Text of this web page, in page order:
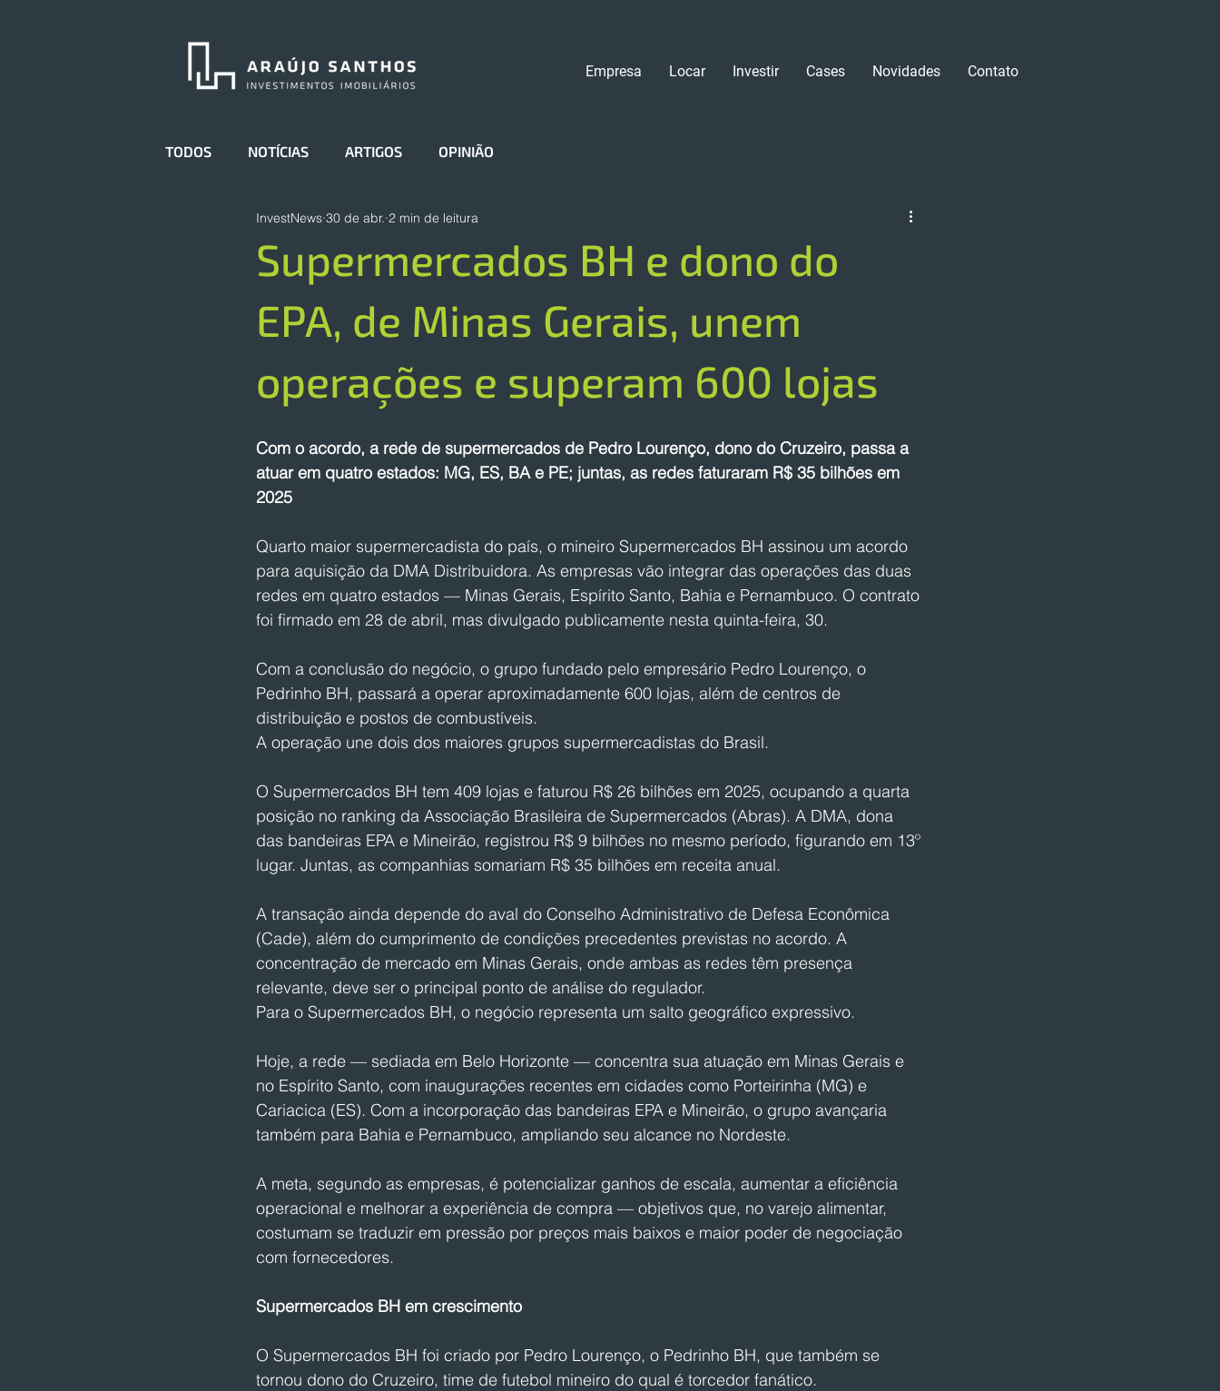
Empresa Locar Investir Cases Novidades Contato
TODOS NOTÍCIAS ARTIGOS OPINIÃO
Supermercados BH e dono do
EPA, de Minas Gerais, unem
operações e superam 600 lojas
InvestNews 30 de abr. 2 min de leitura
Com o acordo, a rede de supermercados de Pedro Lourenço, dono do Cruzeiro, passa a
atuar em quatro estados: MG, ES, BA e PE; juntas, as redes faturaram R$ 35 bilhões em
2025
Quarto maior supermercadista do país, o mineiro Supermercados BH assinou um acordo
para aquisição da DMA Distribuidora. As empresas vão integrar das operações das duas
redes em quatro estados — Minas Gerais, Espírito Santo, Bahia e Pernambuco. O contrato
foi firmado em 28 de abril, mas divulgado publicamente nesta quinta-feira, 30.
Com a conclusão do negócio, o grupo fundado pelo empresário Pedro Lourenço, o
Pedrinho BH, passará a operar aproximadamente 600 lojas, além de centros de
distribuição e postos de combustíveis.
A operação une dois dos maiores grupos supermercadistas do Brasil.
O Supermercados BH tem 409 lojas e faturou R$ 26 bilhões em 2025, ocupando a quarta
posição no ranking da Associação Brasileira de Supermercados (Abras). A DMA, dona
das bandeiras EPA e Mineirão, registrou R$ 9 bilhões no mesmo período, figurando em 13º
lugar. Juntas, as companhias somariam R$ 35 bilhões em receita anual.
A transação ainda depende do aval do Conselho Administrativo de Defesa Econômica
(Cade), além do cumprimento de condições precedentes previstas no acordo. A
concentração de mercado em Minas Gerais, onde ambas as redes têm presença
relevante, deve ser o principal ponto de análise do regulador.
Para o Supermercados BH, o negócio representa um salto geográfico expressivo.
Hoje, a rede — sediada em Belo Horizonte — concentra sua atuação em Minas Gerais e
no Espírito Santo, com inaugurações recentes em cidades como Porteirinha (MG) e
Cariacica (ES). Com a incorporação das bandeiras EPA e Mineirão, o grupo avançaria
também para Bahia e Pernambuco, ampliando seu alcance no Nordeste.
A meta, segundo as empresas, é potencializar ganhos de escala, aumentar a eficiência
operacional e melhorar a experiência de compra — objetivos que, no varejo alimentar,
costumam se traduzir em pressão por preços mais baixos e maior poder de negociação
com fornecedores.
Supermercados BH em crescimento
O Supermercados BH foi criado por Pedro Lourenço, o Pedrinho BH, que também se
tornou dono do Cruzeiro, time de futebol mineiro do qual é torcedor fanático.